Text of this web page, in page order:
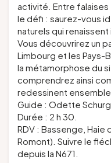
activité. Entre
le défi : saurez-vous
naturels qui renaissent
Vous découvrirez un
Limbourg et les Pays-
la métamorphose du
comprendrez ainsi
redessinent ensemble
Guide : Odette
Durée : 2 h 30.
RDV : Bassenge, Haie
Romont). Suivre le
depuis la N671.